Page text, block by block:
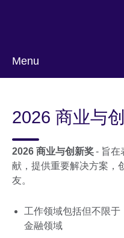
Menu
language
2026 商业与
2026 商业与创新奖- 旨在
献，提供重要解决方案，
友。
工作领域包括但不限于
金融领域